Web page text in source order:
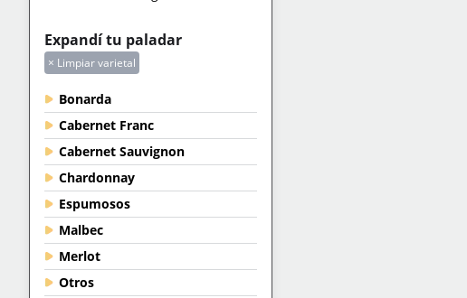
Expandí tu paladar
× Limpiar varietal
Bonarda
Cabernet Franc
Cabernet Sauvignon
Chardonnay
Espumosos
Malbec
Merlot
Otros